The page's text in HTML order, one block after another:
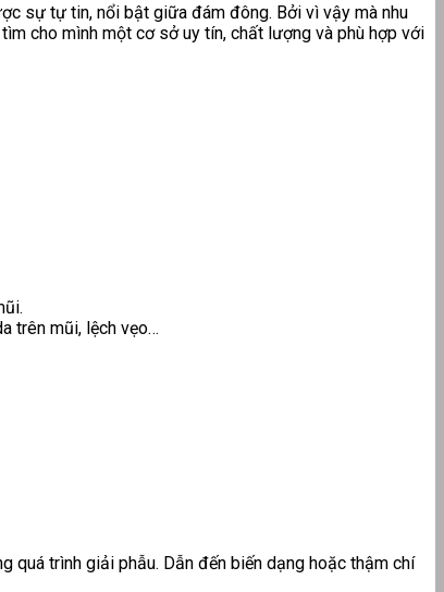
sự tự tin, nổi bật giữa đám đông. Bởi vì vậy mà nhu
cho mình một cơ sở uy tín, chất lượng và phù hợp với
trên mũi, lệch vẹo…
quá trình giải phẫu. Dẫn đến biến dạng hoặc thậm chí